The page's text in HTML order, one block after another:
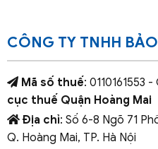
CÔNG TY TNHH
Mã số thuế: 0110161553
cục thuế Quận Hoàng Mai
Địa chỉ: Số 6-8 Ngõ 71
Q. Hoàng Mai, TP. Hà Nội